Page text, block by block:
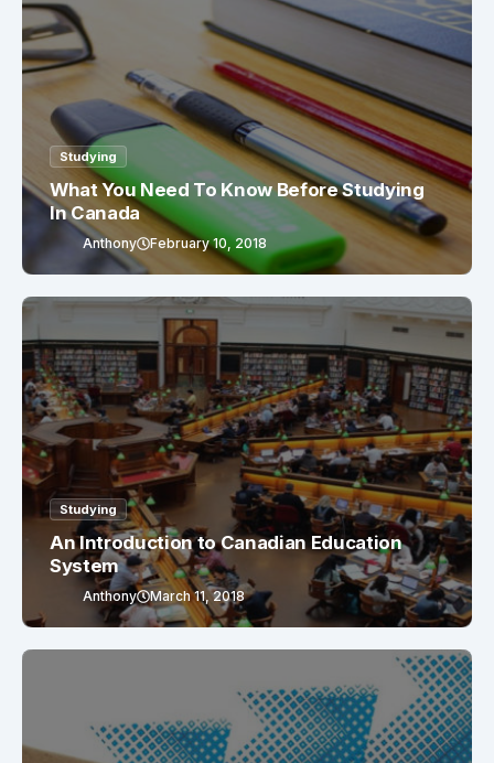
Studying
What You Need To Know Before Studying
In Canada
Anthony February 10, 2018
Studying
An Introduction to Canadian Education
System
Anthony March 11, 2018